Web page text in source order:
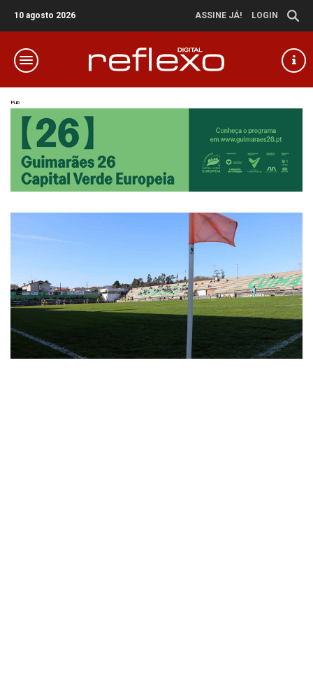
10 agosto 2026 ASSINE JÁ! LOGIN
Pub